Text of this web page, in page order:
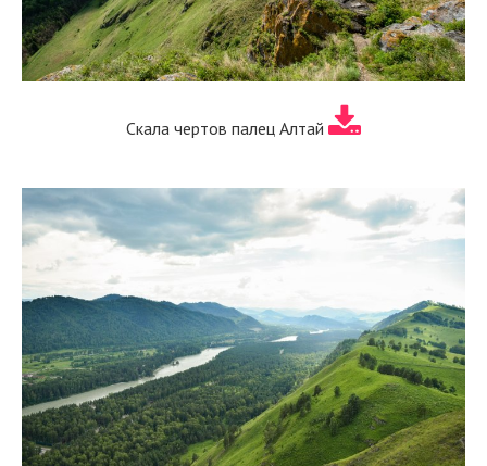
Скала чертов палец Алтай